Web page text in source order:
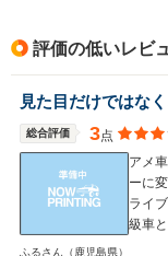
評価の低いレビ
見た目だけではな
総合評価 3点
アメ
ーに
ライ
級車とだけあ
ふるさん （鹿児島県）